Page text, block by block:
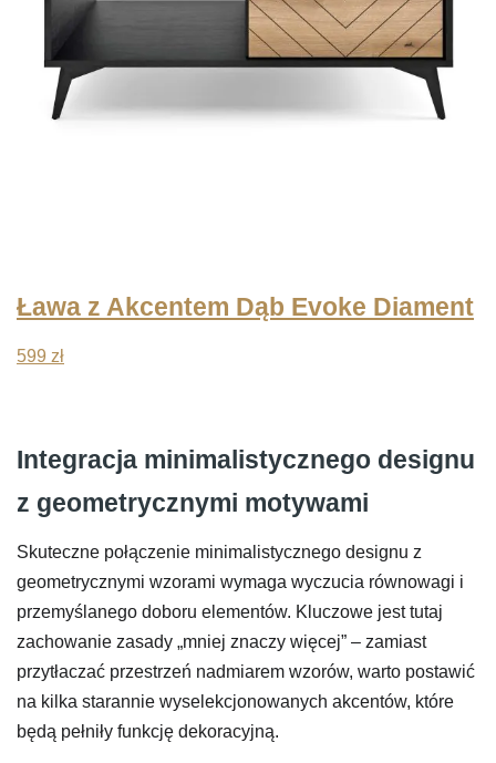
Ława z Akcentem Dąb Evoke Diament
599 zł
Integracja minimalistycznego designu
z geometrycznymi motywami
Skuteczne połączenie minimalistycznego designu z
geometrycznymi wzorami wymaga wyczucia równowagi i
przemyślanego doboru elementów. Kluczowe jest tutaj
zachowanie zasady „mniej znaczy więcej” – zamiast
przytłaczać przestrzeń nadmiarem wzorów, warto postawić
na kilka starannie wyselekcjonowanych akcentów, które
będą pełniły funkcję dekoracyjną.